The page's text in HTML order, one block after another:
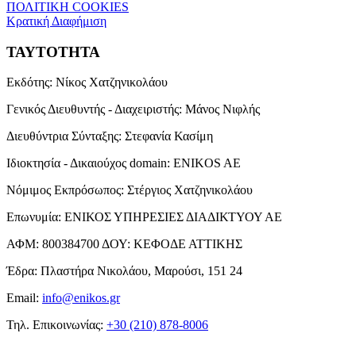
ΠΟΛΙΤΙΚΗ COOKIES
Κρατική Διαφήμιση
ΤΑΥΤΟΤΗΤΑ
Εκδότης: Νίκος Χατζηνικολάου
Γενικός Διευθυντής - Διαχειριστής: Μάνος Νιφλής
Διευθύντρια Σύνταξης: Στεφανία Κασίμη
Ιδιοκτησία - Δικαιούχος domain: ENIKOS AE
Νόμιμος Εκπρόσωπος: Στέργιος Χατζηνικολάου
Επωνυμία: ΕΝΙΚΟΣ ΥΠΗΡΕΣΙΕΣ ΔΙΑΔΙΚΤΥΟΥ ΑΕ
ΑΦΜ: 800384700ΔΟΥ: ΚΕΦΟΔΕ ΑΤΤΙΚΗΣ
Έδρα: Πλαστήρα Νικολάου, Μαρούσι, 151 24
Email: info@enikos.gr
Τηλ. Επικοινωνίας: +30 (210) 878-8006